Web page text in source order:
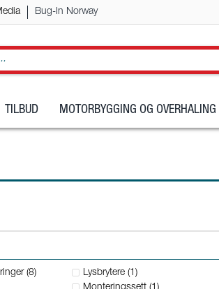
Bug-In Norway
TILBUD MOTORBYGGING OG OVERHALING
(8)
Lysbrytere (1)